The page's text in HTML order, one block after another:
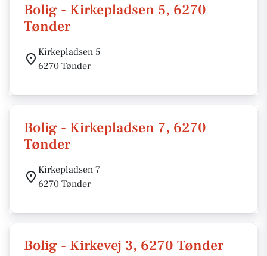
Bolig - Kirkepladsen 5, 6270
Tønder
Kirkepladsen 5
6270 Tønder
Bolig - Kirkepladsen 7, 6270
Tønder
Kirkepladsen 7
6270 Tønder
Bolig - Kirkevej 3, 6270 Tønder